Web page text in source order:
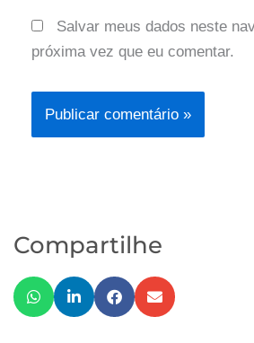
Salvar meus dados neste
próxima vez que eu comentar.
Compartilhe